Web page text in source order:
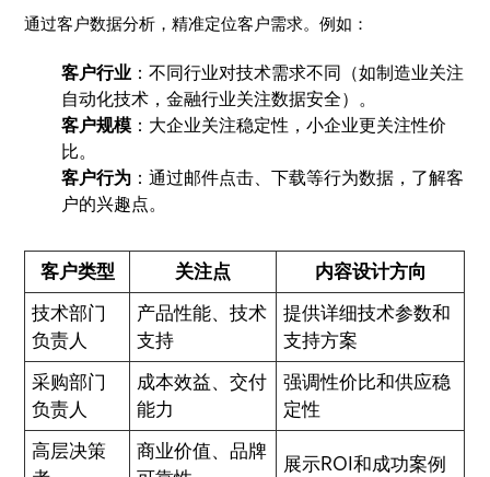
通过客户数据分析，精准定位客户需求。例如：
客户行业 ：不同行业对技术需求不同（如制造业关注
自动化技术，金融行业关注数据安全）。
客户规模 ：大企业关注稳定性，小企业更关注性价
比。
客户行为 ：通过邮件点击、下载等行为数据，了解客
户的兴趣点。
客户类型 关注点
内容设计方向
技术部门
负责人
产品性能、技术
支持
提供详细技术参数和
支持方案
采购部门
负责人
成本效益、交付
能力
强调性价比和供应稳
定性
高层决策
商业价值、品牌
展示ROI和成功案例